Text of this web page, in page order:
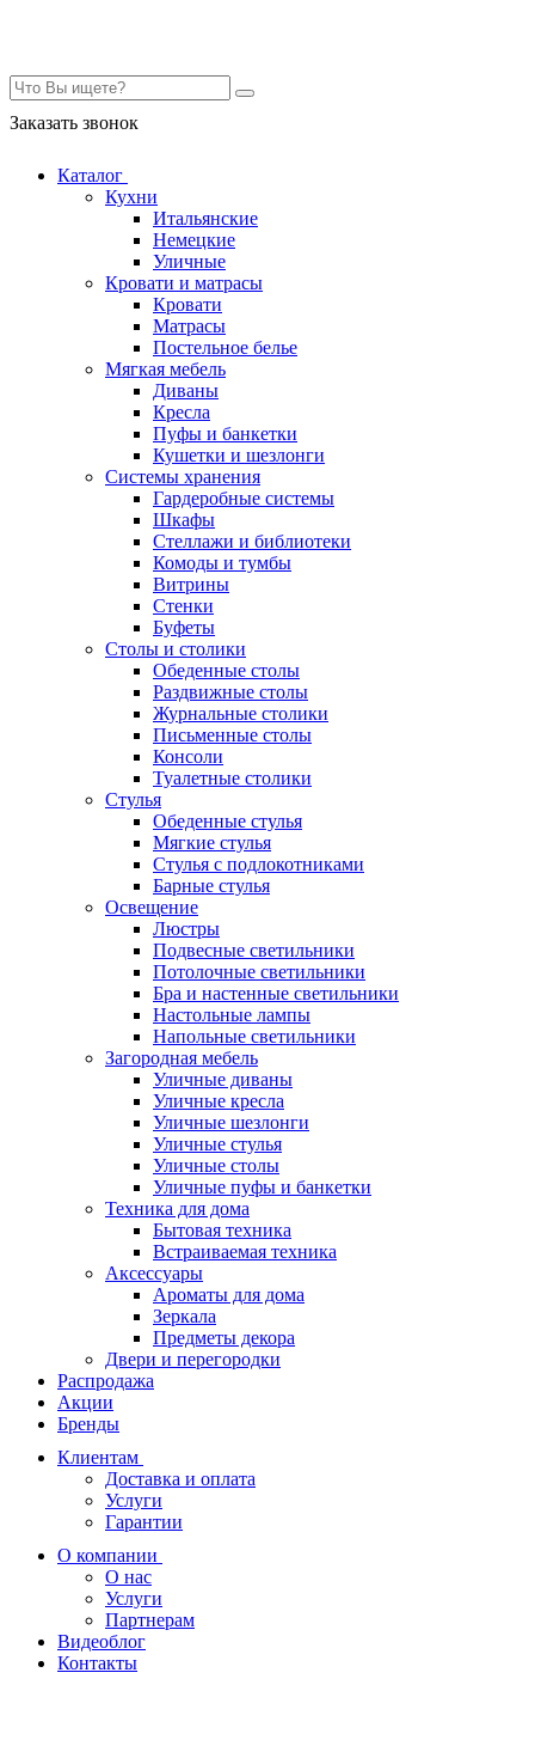
Заказать звонок
Каталог
Кухни
Итальянские
Немецкие
Уличные
Кровати и матрасы
Кровати
Матрасы
Постельное белье
Мягкая мебель
Диваны
Кресла
Пуфы и банкетки
Кушетки и шезлонги
Системы хранения
Гардеробные системы
Шкафы
Стеллажи и библиотеки
Комоды и тумбы
Витрины
Стенки
Буфеты
Столы и столики
Обеденные столы
Раздвижные столы
Журнальные столики
Письменные столы
Консоли
Туалетные столики
Стулья
Обеденные стулья
Мягкие стулья
Стулья с подлокотниками
Барные стулья
Освещение
Люстры
Подвесные светильники
Потолочные светильники
Бра и настенные светильники
Настольные лампы
Напольные светильники
Загородная мебель
Уличные диваны
Уличные кресла
Уличные шезлонги
Уличные стулья
Уличные столы
Уличные пуфы и банкетки
Техника для дома
Бытовая техника
Встраиваемая техника
Аксессуары
Ароматы для дома
Зеркала
Предметы декора
Двери и перегородки
Распродажа
Акции
Бренды
Клиентам
Доставка и оплата
Услуги
Гарантии
О компании
О нас
Услуги
Партнерам
Видеоблог
Контакты